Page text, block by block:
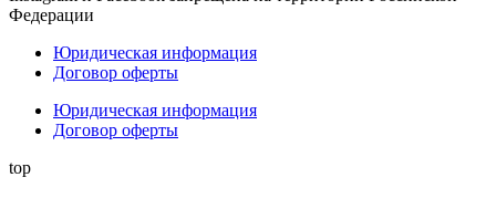
Федерации
Юридическая информация
Договор оферты
Юридическая информация
Договор оферты
top